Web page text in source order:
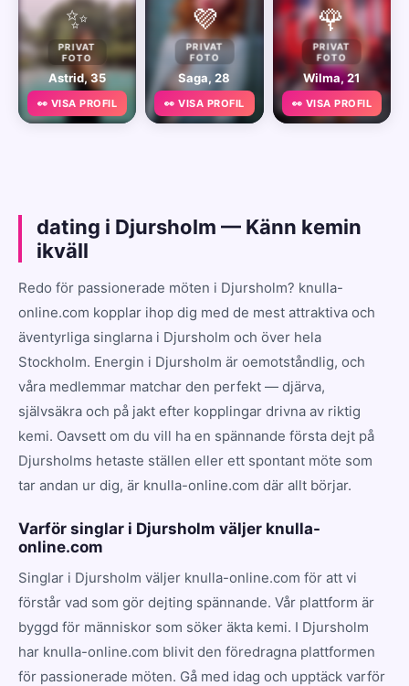
✨
PRIVAT
FOTO
Astrid, 35
👀 VISA PROFIL
💜
PRIVAT
FOTO
Saga, 28
👀 VISA PROFIL
🌹
PRIVAT
FOTO
Wilma, 21
👀 VISA PROFIL
dating i Djursholm — Känn kemin
ikväll
Redo för passionerade möten i Djursholm? knulla-
online.com kopplar ihop dig med de mest attraktiva och
äventyrliga singlarna i Djursholm och över hela
Stockholm. Energin i Djursholm är oemotståndlig, och
våra medlemmar matchar den perfekt — djärva,
självsäkra och på jakt efter kopplingar drivna av riktig
kemi. Oavsett om du vill ha en spännande första dejt på
Djursholms hetaste ställen eller ett spontant möte som
tar andan ur dig, är knulla-online.com där allt börjar.
Varför singlar i Djursholm väljer knulla-
online.com
Singlar i Djursholm väljer knulla-online.com för att vi
förstår vad som gör dejting spännande. Vår plattform är
byggd för människor som söker äkta kemi. I Djursholm
har knulla-online.com blivit den föredragna plattformen
för passionerade möten. Gå med idag och upptäck varför